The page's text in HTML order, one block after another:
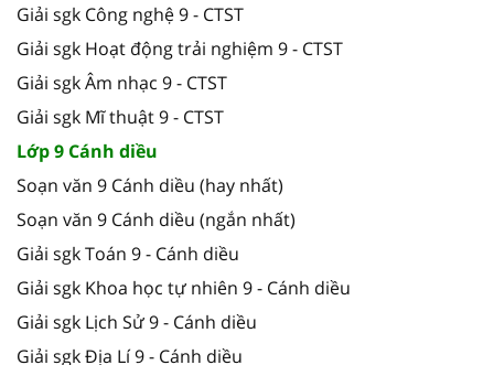
Giải sgk Công nghệ 9 - CTST
Giải sgk Hoạt động trải nghiệm 9 - CTST
Giải sgk Âm nhạc 9 - CTST
Giải sgk Mĩ thuật 9 - CTST
Lớp 9 Cánh diều
Soạn văn 9 Cánh diều (hay nhất)
Soạn văn 9 Cánh diều (ngắn nhất)
Giải sgk Toán 9 - Cánh diều
Giải sgk Khoa học tự nhiên 9 - Cánh diều
Giải sgk Lịch Sử 9 - Cánh diều
Giải sgk Địa Lí 9 - Cánh diều